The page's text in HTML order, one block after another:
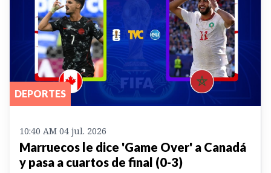
DEPORTES
10:40 AM 04 jul. 2026
Marruecos le dice 'Game Over' a Canadá
y pasa a cuartos de final (0-3)